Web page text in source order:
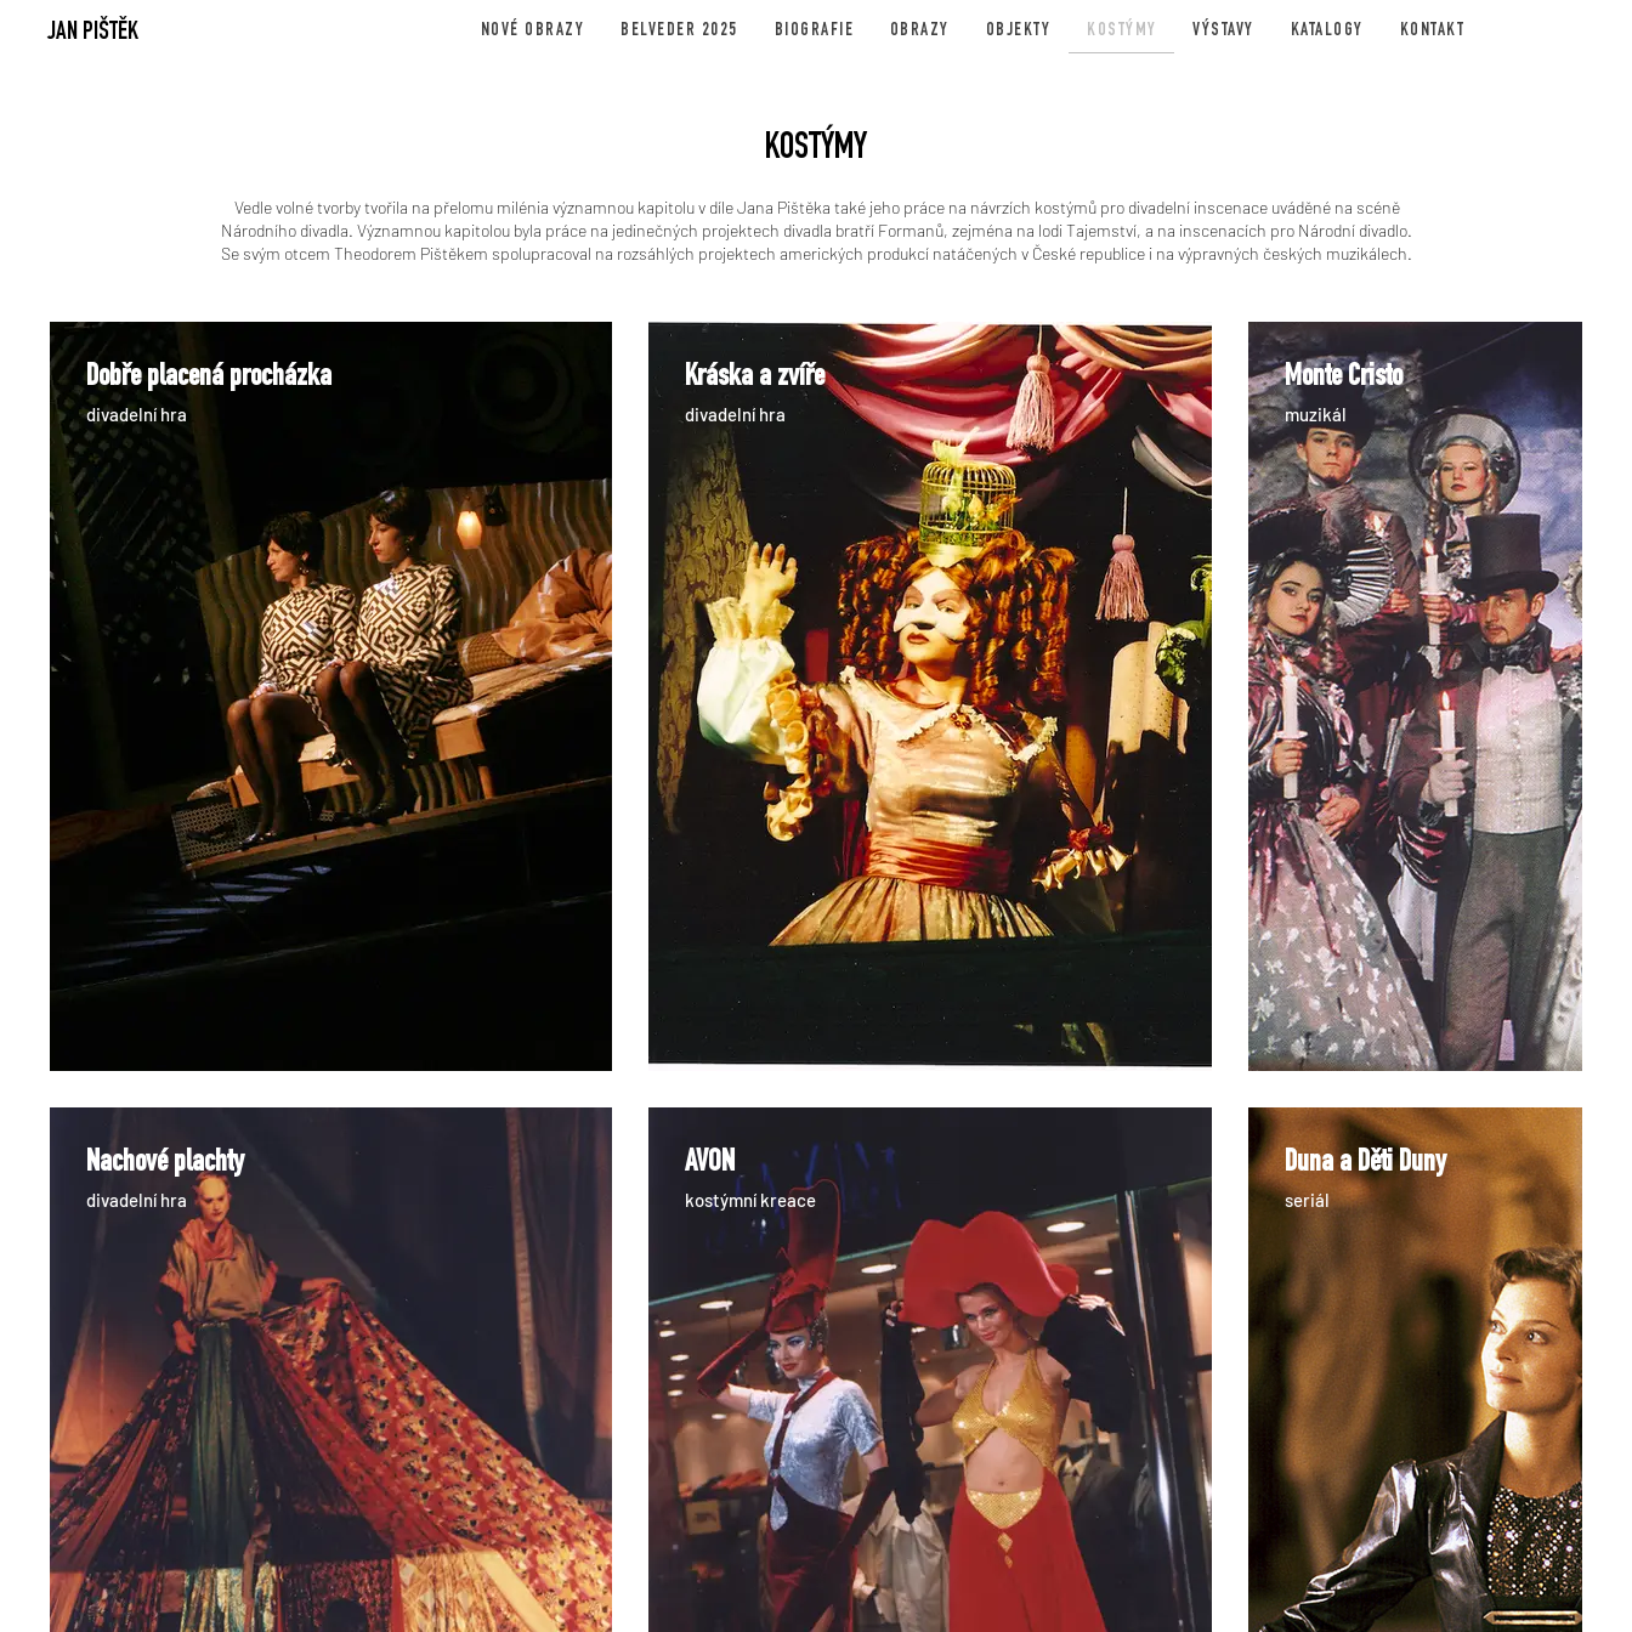
JAN PIŠTĚK NOVÉ OBRAZY BELVEDER 2025 BIOGRAFIE OBRAZY OBJEKTY KOSTÝMY VÝSTAVY KATALOGY KONTAKT
KOSTÝMY
Vedle volné tvorby tvořila na přelomu milénia významnou kapitolu v díle Jana Pištěka také jeho práce na návrzích kostýmů pro divadelní inscenace uváděné na scéně
Národního divadla. Významnou kapitolou byla práce na jedinečných projektech divadla bratří Formanů, zejména na lodi Tajemství, a na inscenacích pro Národní divadlo.
Se svým otcem Theodorem Pištěkem spolupracoval na rozsáhlých projektech amerických produkcí natáčených v České republice i na výpravných českých muzikálech.
Dobře placená procházka
divadelní hra
Kráska a zvíře
divadelní hra
Monte Cristo
muzikál
Nachové plachty
divadelní hra
AVON
kostýmní kreace
Duna a Děti Duny
seriál